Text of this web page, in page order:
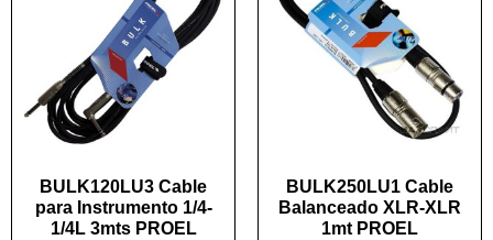
BULK120LU3 Cable
para Instrumento 1/4-
1/4L 3mts PROEL
BULK250LU1 Cable
Balanceado XLR-XLR
1mt PROEL